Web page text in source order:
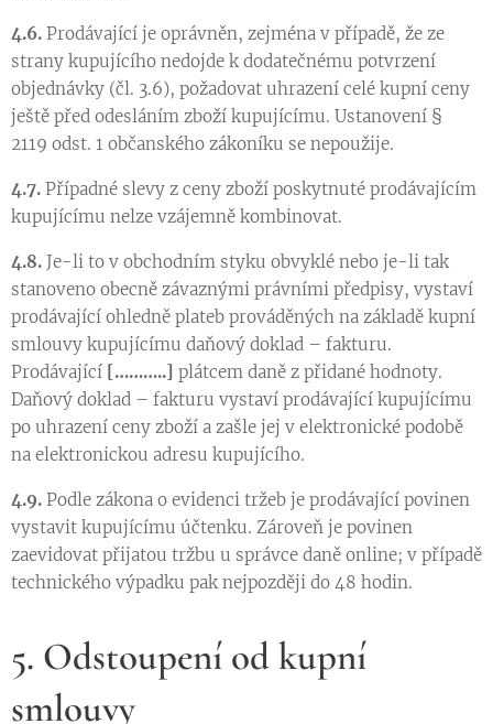
4.6. Prodávající je oprávněn, zejména v případě, že ze
strany kupujícího nedojde k dodatečnému potvrzení
objednávky (čl. 3.6), požadovat uhrazení celé kupní ceny
ještě před odesláním zboží kupujícímu. Ustanovení §
2119 odst. 1 občanského zákoníku se nepoužije.
4.7. Případné slevy z ceny zboží poskytnuté prodávajícím
kupujícímu nelze vzájemně kombinovat.
4.8. Je-li to v obchodním styku obvyklé nebo je-li tak
stanoveno obecně závaznými právními předpisy, vystaví
prodávající ohledně plateb prováděných na základě kupní
smlouvy kupujícímu daňový doklad – fakturu.
Prodávající [………..] plátcem daně z přidané hodnoty.
Daňový doklad – fakturu vystaví prodávající kupujícímu
po uhrazení ceny zboží a zašle jej v elektronické podobě
na elektronickou adresu kupujícího.
4.9. Podle zákona o evidenci tržeb je prodávající povinen
vystavit kupujícímu účtenku. Zároveň je povinen
zaevidovat přijatou tržbu u správce daně online; v případě
technického výpadku pak nejpozději do 48 hodin.
5. Odstoupení od kupní
smlouvy